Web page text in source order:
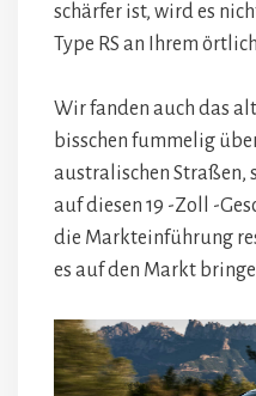
schärfer ist, wird es
Type RS an Ihrem
Wir fanden auch das
bisschen fummelig
australischen Straßen,
auf diesen 19 -Zoll -
die Markteinführung
es auf den Markt